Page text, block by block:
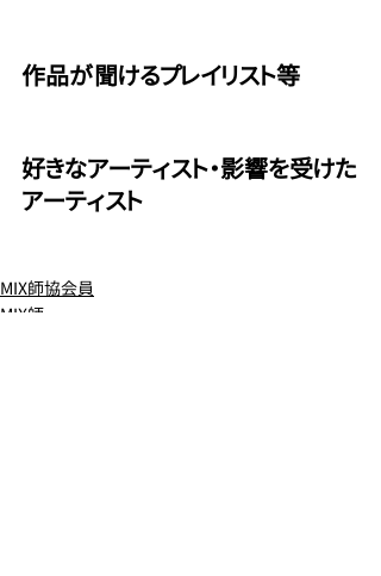
作品が聞けるプレイリスト等
好きなアーティスト・影響を受けた
アーティスト
MIX師協会員
MIX師